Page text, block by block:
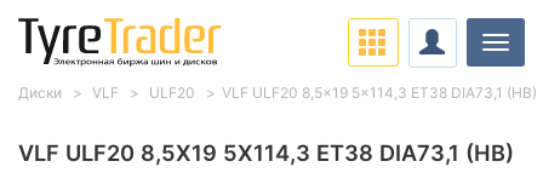
VLF ULF20 8,5X19 5X114,3 ET38 DIA73,1 (HB)
Диски VLF ULF20 VLF ULF20 8,5x19 5x114,3 ET38 DIA73,1 (HB)